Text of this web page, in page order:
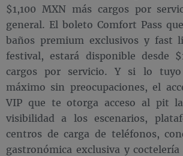
$1,100 MXN más cargos por
general. El boleto Comfort Pass
baños premium exclusivos y fast
festival, estará disponible desde
cargos por servicio. Y si lo
máximo sin preocupaciones, el
VIP que te otorga acceso al pit
visibilidad a los escenarios,
centros de carga de teléfonos,
gastronómica exclusiva y coctelería